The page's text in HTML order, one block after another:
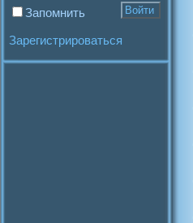
Запомнить
Зарегистрироваться